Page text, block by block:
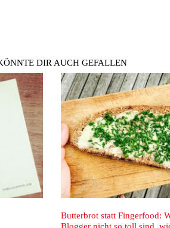
DIR AUCH GEFALLEN
Butterbrot statt Fingerfood: Warum